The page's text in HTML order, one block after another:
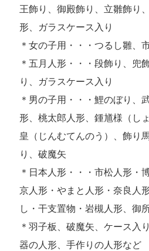
王飾り、御殿飾り、立雛飾り
形、ガラスケース入り
＊女の子用・・・つるし雛、
＊五月人形・・・段飾り、兜
り、ガラスケース入り
＊男の子用・・・鯉のぼり、
形、桃太郎人形、鍾馗様（し
皇（じんむてんのう）、飾り
り、破魔矢
＊日本人形・・・市松人形・
京人形・やまと人形・奈良人
し・干支置物・岩槻人形、御
＊羽子板、破魔矢、ケース入
器の人形、手作りの人形など